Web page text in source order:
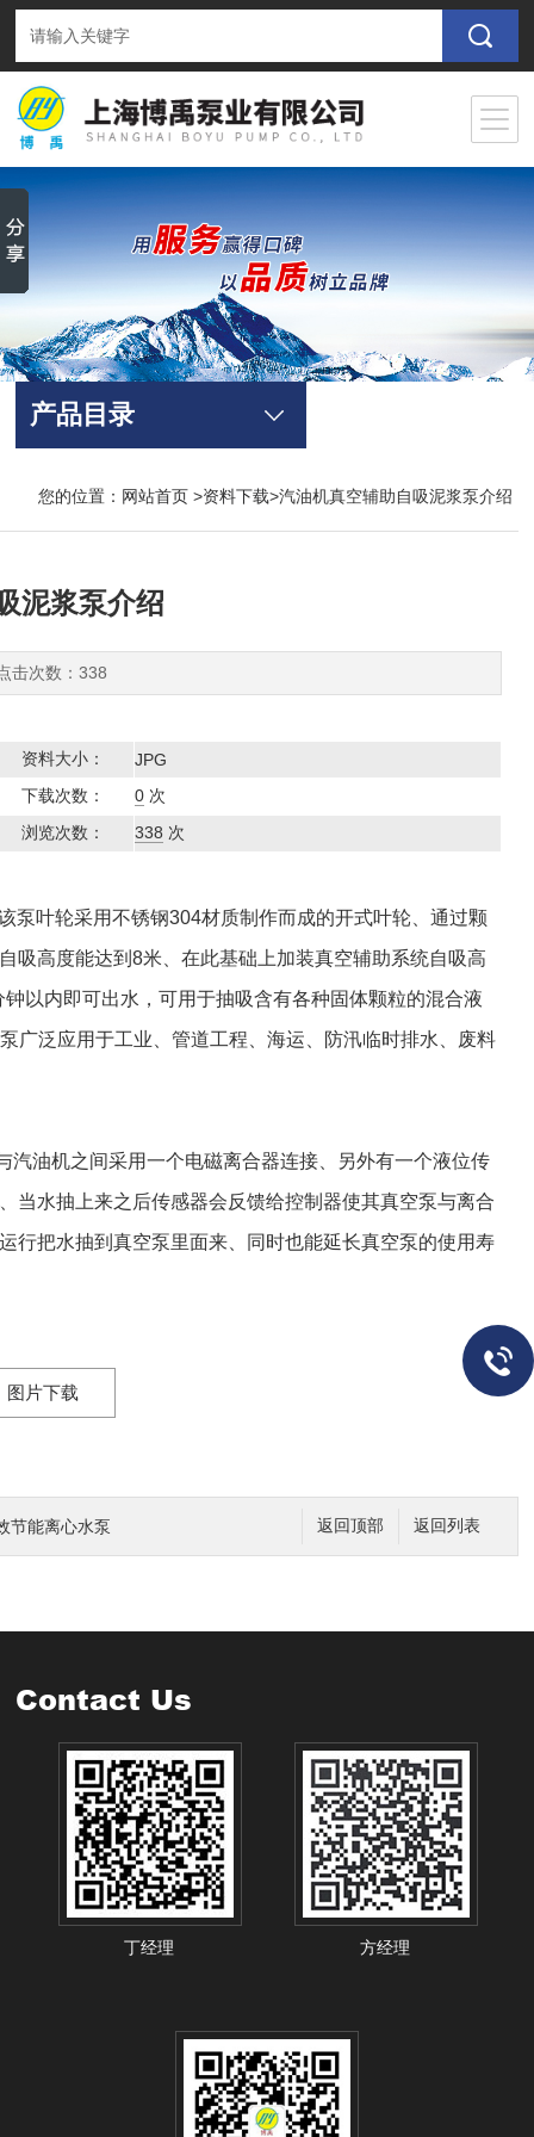
产品目录
您的位置： 网站首页>资料下载>汽油机真空辅助自吸泥浆泵介绍
泥浆泵介绍
击次数：338
资料大小：
JPG
下载次数：
0次
浏览次数：
338 次
叶轮采用不锈钢304材质制作而成的开式叶轮、通过颗
吸高度能达到8米、在此基础上加装真空辅助系统自吸高
以内即可出水，可用于抽吸含有各种固体颗粒的混合液
广泛应用于工业、管道工程、海运、防汛临时排水、废料
油机之间采用一个电磁离合器连接、另外有一个液位传
当水抽上来之后传感器会反馈给控制器使其真空泵与离合
行把水抽到真空泵里面来、同时也能延长真空泵的使用寿
图片下载
返回列表
返回顶部
节能离心水泵
Contact Us
丁经理 方经理